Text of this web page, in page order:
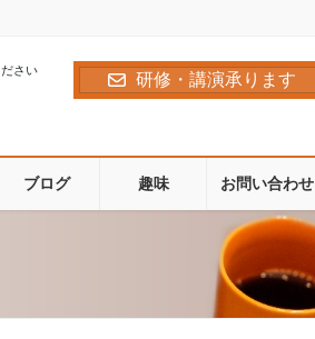
さい
研修・講演承ります
ブログ 趣味 お問い合わせ